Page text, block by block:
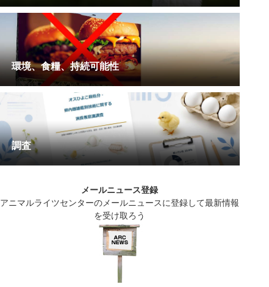
環境、食糧、持続可能性
調査
メールニュース登録
アニマルライツセンターのメールニュースに登録して最新情報
を受け取ろう